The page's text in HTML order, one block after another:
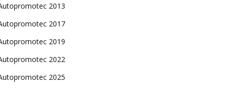
2013
2017
2019
2022
2025